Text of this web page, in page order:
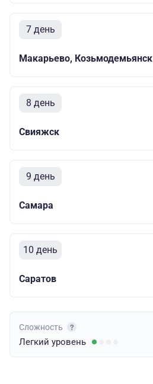
7 день
Макарьево, Козьмодемьянск
8 день
Свияжск
9 день
Самара
10 день
Саратов
Сложность
Легкий уровень